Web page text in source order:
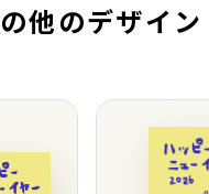
他のデザイン